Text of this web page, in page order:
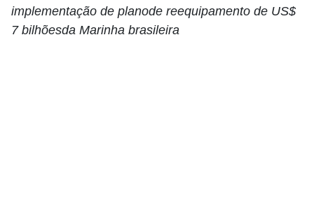
implementação de planode reequipamento de US$
7 bilhõesda Marinha brasileira